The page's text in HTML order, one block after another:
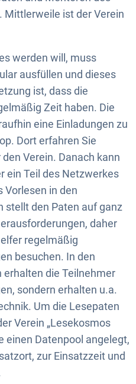
ist der Verein
werden will, muss
ausfüllen und dieses
ist, dass die
Zeit haben. Die
eine Einladungen zu
Dort erfahren Sie
Verein. Danach kann
ein Teil des Netzwerkes
Vorlesen in den
stellt den Paten auf ganz
daher
regelmäßig
besuchen. In den
erhalten die Teilnehmer
sondern erhalten u.a.
Um die Lesepaten
Verein „Lesekosmos
einen Datenpool angelegt,
zur Einsatzzeit und